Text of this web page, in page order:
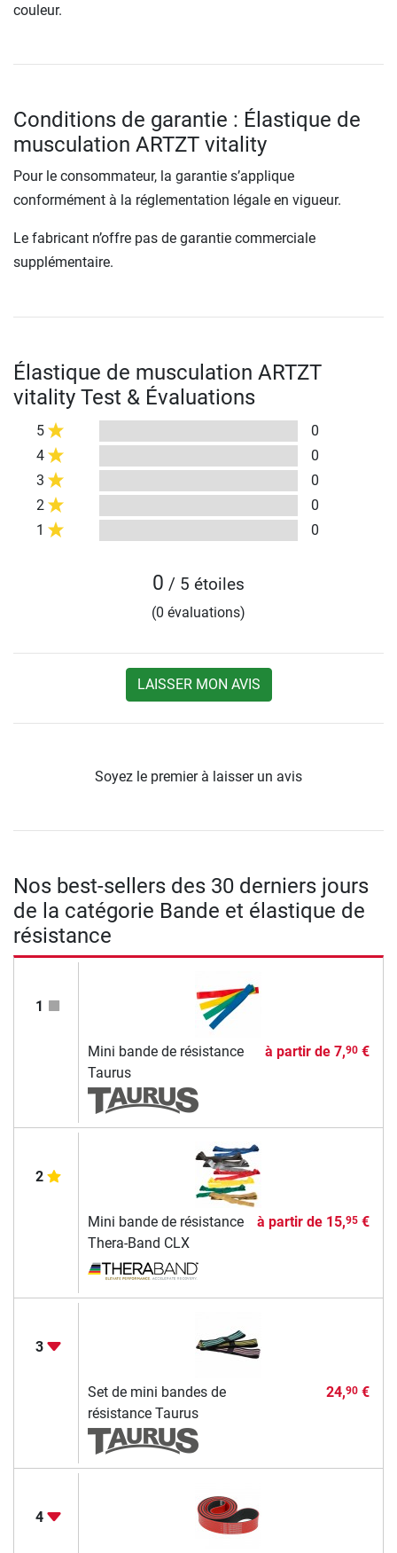
couleur.
Conditions de garantie : Élastique de
musculation ARTZT vitality
Pour le consommateur, la garantie s’applique
conformément à la réglementation légale en vigueur.
Le fabricant n’offre pas de garantie commerciale
supplémentaire.
Élastique de musculation ARTZT
vitality Test & Évaluations
5
0
4
0
3
0
2
0
1
0
0 / 5 étoiles
(0 évaluations)
LAISSER MON AVIS
Soyez le premier à laisser un avis
Nos best-sellers des 30 derniers jours
de la catégorie Bande et élastique de
résistance
1
Mini bande de résistance
Taurus
à partir de 7,90€
2
Mini bande de résistance
Thera-Band CLX
à partir de 15,95€
3
Set de mini bandes de
résistance Taurus
24,90€
4